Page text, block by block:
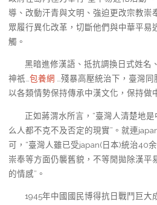
導、改動汗青與文明、強迫更改宗教崇
眾履行異化改革，切斷他們與中華平易
觸。
黑暗進修漢語、抵抗調換日式姓名
神祇… 包養網 …殘暴高壓統治下，臺灣
以各類情勢保持傳承中漢文化，保持做
正如蔣渭水所言，“臺灣人清楚地
么人都不克不及否定的現實”。就連
可，“臺灣人雖已受japan(日本)統治40
崇奉等方面仍襲舊貌，不等閒拋除漢平
的情感”。
1945年中國國民博得抗日戰鬥巨大